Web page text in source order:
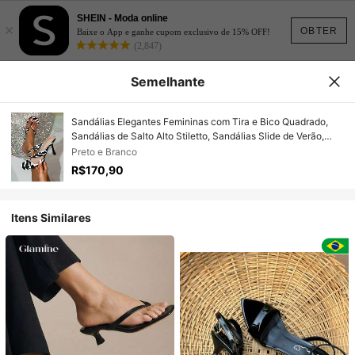
OBTER
×
SHEIN - Moda online
Baixe o App e ganhe cupom exclusivo de 15% OFF!
(2,847)
Semelhante
Sandálias Elegantes Femininas com Tira e Bico Quadrado,
Sandálias de Salto Alto Stiletto, Sandálias Slide de Verão,
Sapatos Femininos de Salto Alto Slip-On
Preto e Branco
R$170,90
Itens Similares